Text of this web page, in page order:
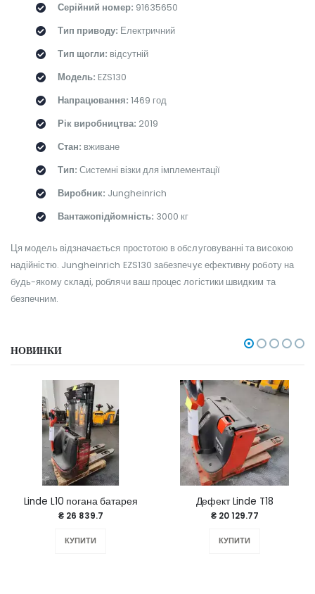
Серійний номер: 91635650
Тип приводу: Електричний
Тип щогли: відсутній
Модель: EZS130
Напрацювання: 1469 год
Рік виробництва: 2019
Стан: вживане
Тип: Системні візки для імплементації
Виробник: Jungheinrich
Вантажопідйомність: 3000 кг
Ця модель відзначається простотою в обслуговуванні та високою
надійністю. Jungheinrich EZS130 забезпечує ефективну роботу на
будь-якому складі, роблячи ваш процес логістики швидким та
безпечним.
НОВИНКИ
Linde L10 погана батарея
₴ 26 839.7
КУПИТИ
Дефект Linde T18
₴ 20 129.77
КУПИТИ